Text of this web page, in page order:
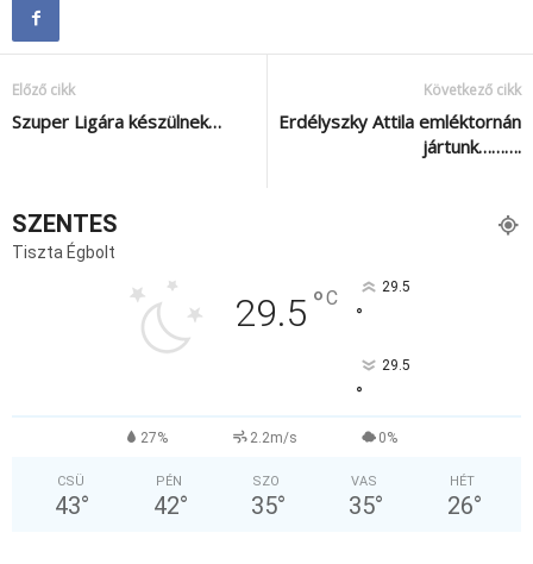
Előző cikk
Szuper Ligára készülnek…
Következő cikk
Erdélyszky Attila emléktornán
jártunk……….
SZENTES
Tiszta Égbolt
29.5 °C 29.5
°
29.5
°
27% 2.2m/s 0%
CSÜ
43°
PÉN
42°
SZO
35°
VAS
35°
HÉT
26°